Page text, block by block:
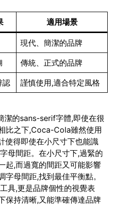
適用場景
現代、簡潔的品牌
傳統、正式的品牌
認 謹慎使用,適合特定風格
的sans-serif字體,即使在很
比之下,Coca-Cola雖然使用
使得即使在小尺寸下也能識
母間距。在小尺寸下,過緊的
起,而過寬的間距又可能影響
母間距,找到最佳平衡點。
具,更是品牌個性的視覺表
保持清晰,又能準確傳達品牌